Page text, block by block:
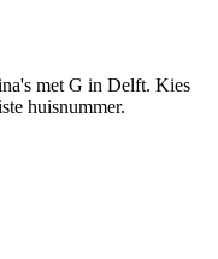
met G in Delft. Kies
huisnummer.